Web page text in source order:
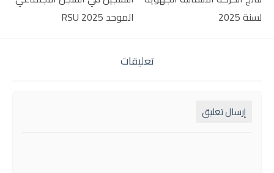
لسنة 2025
الموحد RSU 2025
تعليقات
إرسال تعليق